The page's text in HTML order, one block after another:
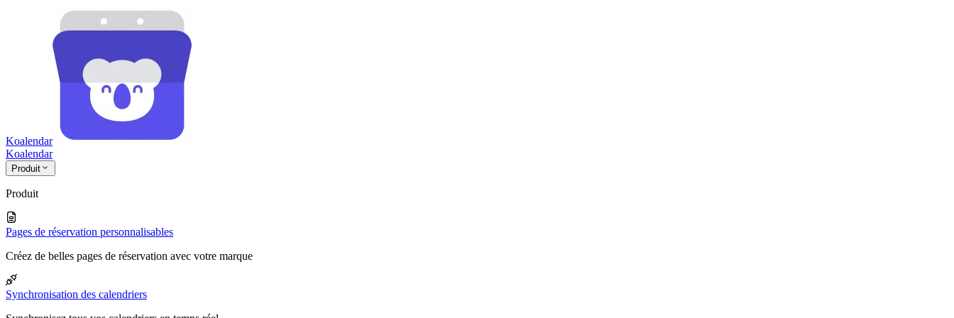
Koalendar
Koalendar
Produit
Produit
Pages de réservation personnalisables
Créez de belles pages de réservation avec votre marque
Synchronisation des calendriers